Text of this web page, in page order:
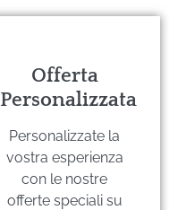
Offerta
Personalizzata
Personalizzate la
vostra esperienza
con le nostre
offerte speciali su